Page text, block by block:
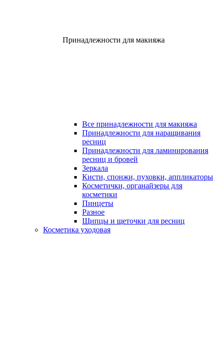
Принадлежности для макияжа
Все принадлежности для макияжа
Принадлежности для наращивания
ресниц
Принадлежности для ламинирования
ресниц и бровей
Зеркала
Кисти, спонжи, пуховки, аппликаторы
Косметички, органайзеры для
косметики
Пинцеты
Разное
Щипцы и щеточки для ресниц
Косметика уходовая